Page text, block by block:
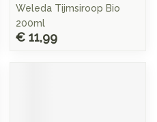
Weleda Tijmsiroop Bio
200ml
€ 11,99